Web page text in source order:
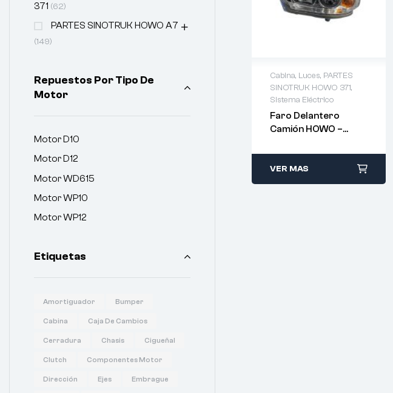
Cabina, Luces, PARTES
SINOTRUK HOWO 371,
Sistema Eléctrico
Faro Delantero
Camión HOWO –
VER MAS
371 (62)
PARTES SINOTRUK HOWO A7
(149)
Repuestos Por Tipo De
Motor
Motor D10
Motor D12
Motor WD615
Motor WP10
Motor WP12
Etiquetas
Amortiguador Bumper
Cabina Caja De Cambios
Cerradura Chasis Cigueñal
Clutch Componentes Motor
Dirección Ejes Embrague